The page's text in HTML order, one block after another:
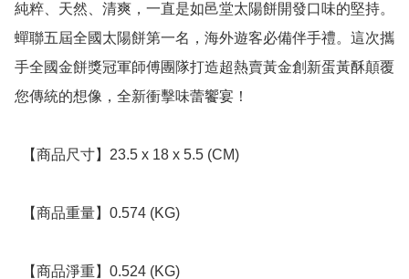
純粹、天然、清爽，一直是如邑堂太陽餅開發口味的堅持。
蟬聯五屆全國太陽餅第一名，海外遊客必備伴手禮。這次攜
手全國金餅獎冠軍師傅團隊打造超熱賣黃金創新蛋黃酥顛覆
您傳統的想像，全新衝擊味蕾饗宴！